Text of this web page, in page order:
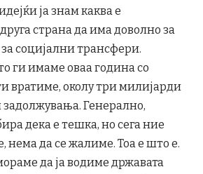
ја знам каква е
страна да има доволно за
социјални трансфери.
ги имаме оваа година со
вратиме, околу три милијарди
задолжувања. Генерално,
дека е тешка, но сега ние
нема да се жалиме. Тоа е што е.
да ја водиме државата